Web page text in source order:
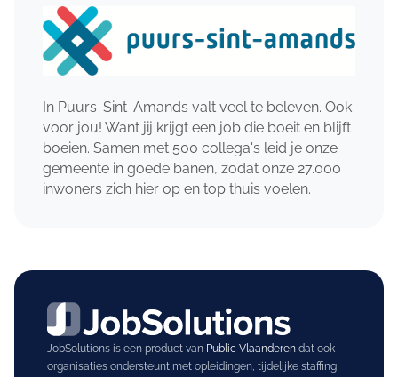
In Puurs-Sint-Amands valt veel te beleven. Ook
voor jou! Want jij krijgt een job die boeit en blijft
boeien. Samen met 500 collega's leid je onze
gemeente in goede banen, zodat onze 27.000
inwoners zich hier op en top thuis voelen.
JobSolutions is een product van Public Vlaanderendat ook
organisaties ondersteunt met opleidingen, tijdelijke staffing